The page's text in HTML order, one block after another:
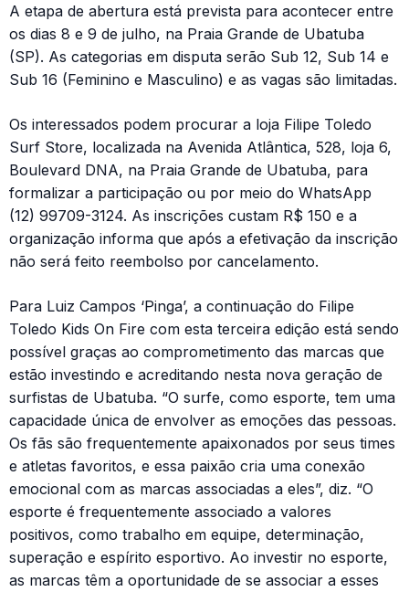
A etapa de abertura está prevista para acontecer entre
os dias 8 e 9 de julho, na Praia Grande de Ubatuba
(SP). As categorias em disputa serão Sub 12, Sub 14 e
Sub 16 (Feminino e Masculino) e as vagas são limitadas.
Os interessados podem procurar a loja Filipe Toledo
Surf Store, localizada na Avenida Atlântica, 528, loja 6,
Boulevard DNA, na Praia Grande de Ubatuba, para
formalizar a participação ou por meio do WhatsApp
(12) 99709-3124. As inscrições custam R$ 150 e a
organização informa que após a efetivação da inscrição
não será feito reembolso por cancelamento.
Para Luiz Campos ‘Pinga’, a continuação do Filipe
Toledo Kids On Fire com esta terceira edição está sendo
possível graças ao comprometimento das marcas que
estão investindo e acreditando nesta nova geração de
surfistas de Ubatuba. “O surfe, como esporte, tem uma
capacidade única de envolver as emoções das pessoas.
Os fãs são frequentemente apaixonados por seus times
e atletas favoritos, e essa paixão cria uma conexão
emocional com as marcas associadas a eles”, diz. “O
esporte é frequentemente associado a valores
positivos, como trabalho em equipe, determinação,
superação e espírito esportivo. Ao investir no esporte,
as marcas têm a oportunidade de se associar a esses